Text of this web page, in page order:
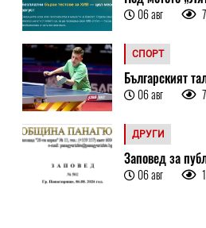
06 авг
СПОРТ
Българският
06 авг
ДРУГИ
Заповед за
06 авг